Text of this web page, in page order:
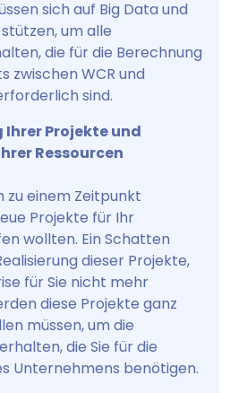
sich auf Big Data und
um alle
die für die Berechnung
zwischen WCR und
sind.
Projekte und
Ressourcen
zu einem Zeitpunkt
Projekte für Ihr
wollten. Ein Schatten
dieser Projekte,
für Sie nicht mehr
diese Projekte ganz
müssen, um die
die Sie für die
Unternehmens benötigen.